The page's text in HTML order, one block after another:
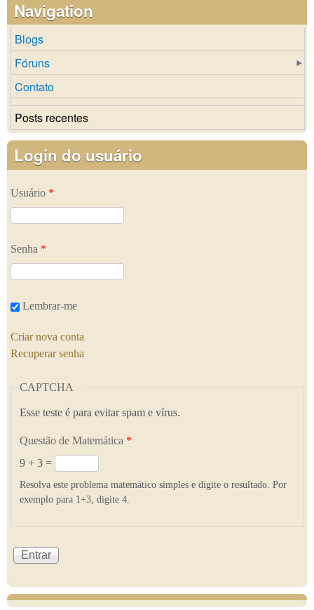
Navigation
Blogs
Fóruns
Contato
Posts recentes
Login do usuário
Usuário *
Senha *
Lembrar-me
Criar nova conta
Recuperar senha
CAPTCHA
Esse teste é para evitar spam e vírus.
Questão de Matemática *
9 + 3 =
Resolva este problema matemático simples e digite o resultado. Por
exemplo para 1+3, digite 4.